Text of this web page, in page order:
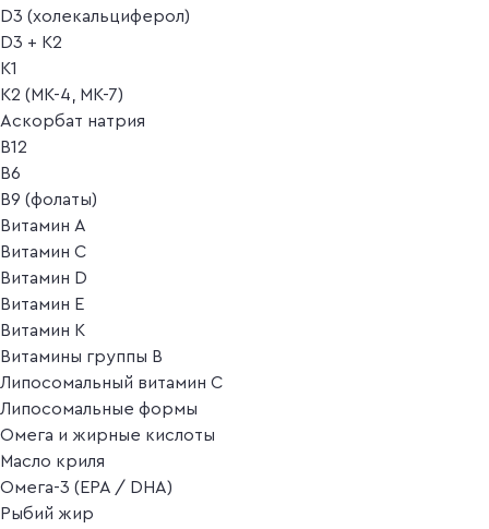
D3 (холекальциферол)
D3 + K2
K1
K2 (MK-4, MK-7)
Аскорбат натрия
В12
В6
В9 (фолаты)
Витамин A
Витамин C
Витамин D
Витамин E
Витамин K
Витамины группы B
Липосомальный витамин C
Липосомальные формы
Омега и жирные кислоты
Масло криля
Омега-3 (EPA / DHA)
Рыбий жир